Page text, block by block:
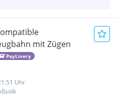
mit Zügen
PayLivery
Uhr